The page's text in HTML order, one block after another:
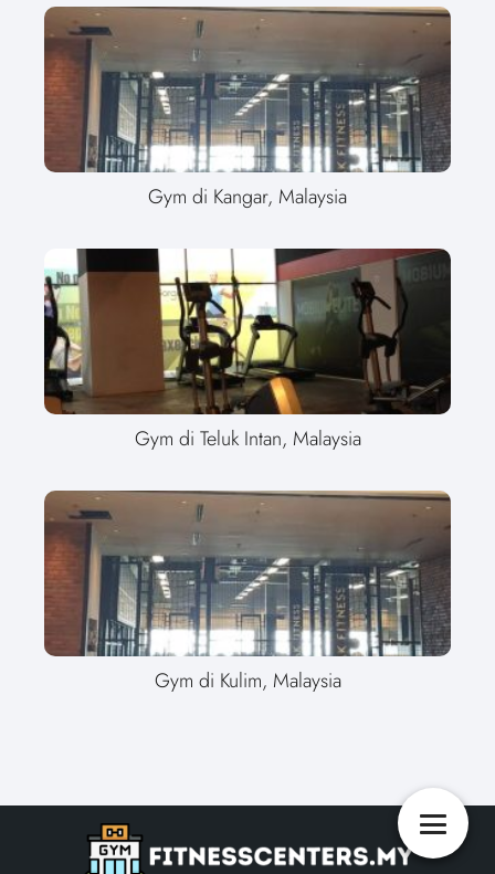
Gym di Kangar, Malaysia
Gym di Teluk Intan, Malaysia
Gym di Kulim, Malaysia